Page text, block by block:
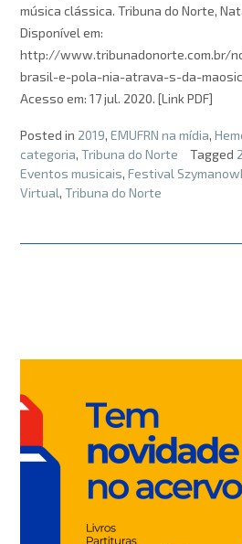
música clássica. Tribuna do Norte,
Disponível em:
http://www.tribunadonorte.com.br/
brasil-e-pola-nia-atrava-s-da-
Acesso em: 17 jul. 2020. [Link PDF]
Posted in 2019, EMUFRN na mídia,
categoria, Tribuna do Norte Tagged
Eventos musicais, Festival
Virtual, Tribuna do Norte